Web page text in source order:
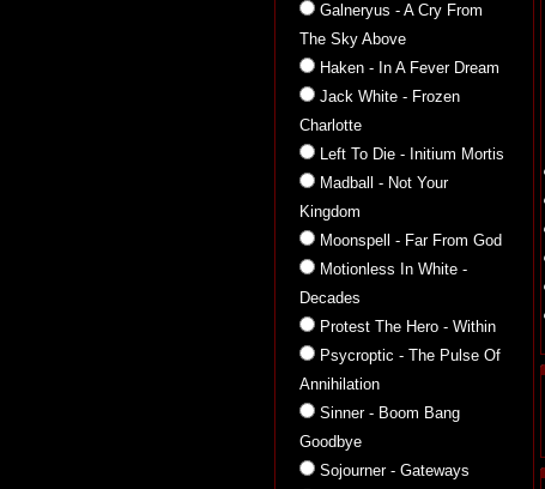
Galneryus - A Cry From
The Sky Above
Haken - In A Fever Dream
Jack White - Frozen
Charlotte
Left To Die - Initium Mortis
Madball - Not Your
Kingdom
Moonspell - Far From God
Motionless In White -
Decades
Protest The Hero - Within
Psycroptic - The Pulse Of
Annihilation
Sinner - Boom Bang
Goodbye
Sojourner - Gateways